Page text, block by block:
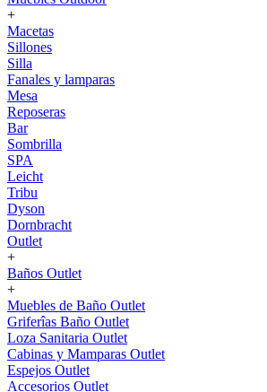
+
Macetas
Sillones
Silla
Fanales y lamparas
Mesa
Reposeras
Bar
Sombrilla
SPA
Leicht
Tribu
Dyson
Dornbracht
Outlet
+
Baños Outlet
+
Muebles de Baño Outlet
Griferîas Baño Outlet
Loza Sanitaria Outlet
Cabinas y Mamparas Outlet
Espejos Outlet
Accesorios Outlet